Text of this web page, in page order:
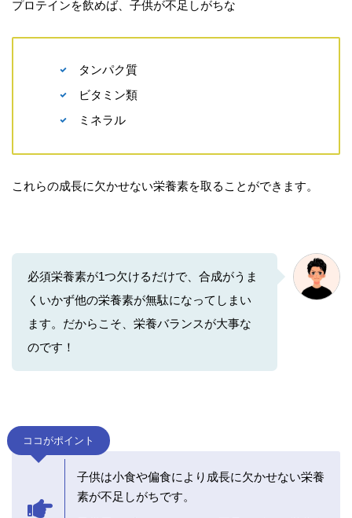
プロテインを飲めば、子供が不足しがちな
タンパク質
ビタミン類
ミネラル
これらの成長に欠かせない栄養素を取ることができます。
必須栄養素が1つ欠けるだけで、合成がうま
くいかず他の栄養素が無駄になってしまい
ます。だからこそ、栄養バランスが大事な
のです！
ココがポイント
子供は小食や偏食により成長に欠かせない栄養
素が不足しがちです。